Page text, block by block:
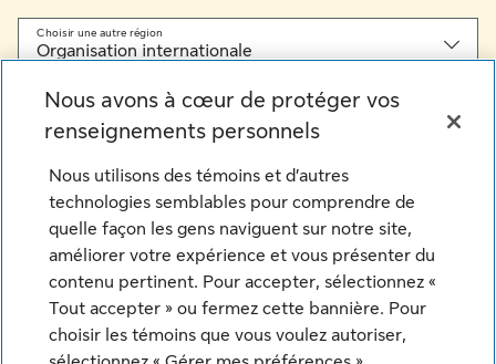
Choisir une autre région
Organisation internationale
Sélectionner une autre région
Nous avons à cœur de protéger vos
renseignements personnels
Nous utilisons des témoins et d’autres
technologies semblables pour comprendre de
quelle façon les gens naviguent sur notre site,
améliorer votre expérience et vous présenter du
contenu pertinent. Pour accepter, sélectionnez «
Tout accepter » ou fermez cette bannière. Pour
choisir les témoins que vous voulez autoriser,